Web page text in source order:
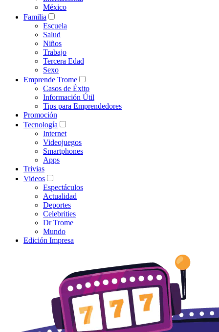
México
Familia
Escuela
Salud
Niños
Trabajo
Tercera Edad
Sexo
Emprende Trome
Casos de Éxito
Información Útil
Tips para Emprendedores
Promoción
Tecnología
Internet
Videojuegos
Smartphones
Apps
Trivias
Videos
Espectáculos
Actualidad
Deportes
Celebrities
Dr Trome
Mundo
Edición Impresa